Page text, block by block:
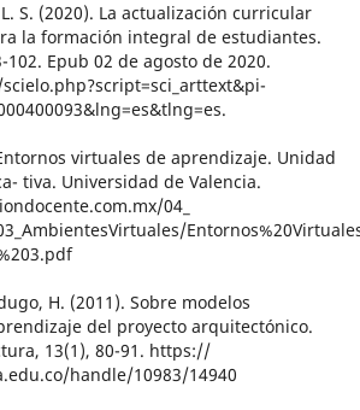
S. (2020). La actualización curricular
la formación integral de estudiantes.
102. Epub 02 de agosto de 2020.
virtuales de aprendizaje. Unidad
tiva. Universidad de Valencia.
04_
H. (2011). Sobre modelos
del proyecto arquitectónico.
13(1), 80-91. https://
handle/10983/14940